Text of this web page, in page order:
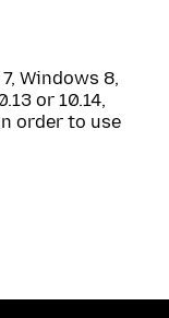
Windows 8,
or 10.14,
order to use